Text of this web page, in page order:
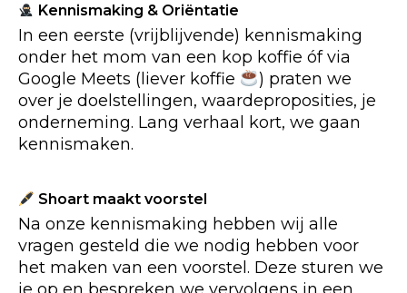
Kennismaking & Oriëntatie
In een eerste (vrijblijvende) kennismaking
onder het mom van een kop koffie óf via
Google Meets (liever koffie
) praten we
over je doelstellingen, waardeproposities, je
onderneming. Lang verhaal kort, we gaan
kennismaken.
Shoart maakt voorstel
Na onze kennismaking hebben wij alle
vragen gesteld die we nodig hebben voor
het maken van een voorstel. Deze sturen we